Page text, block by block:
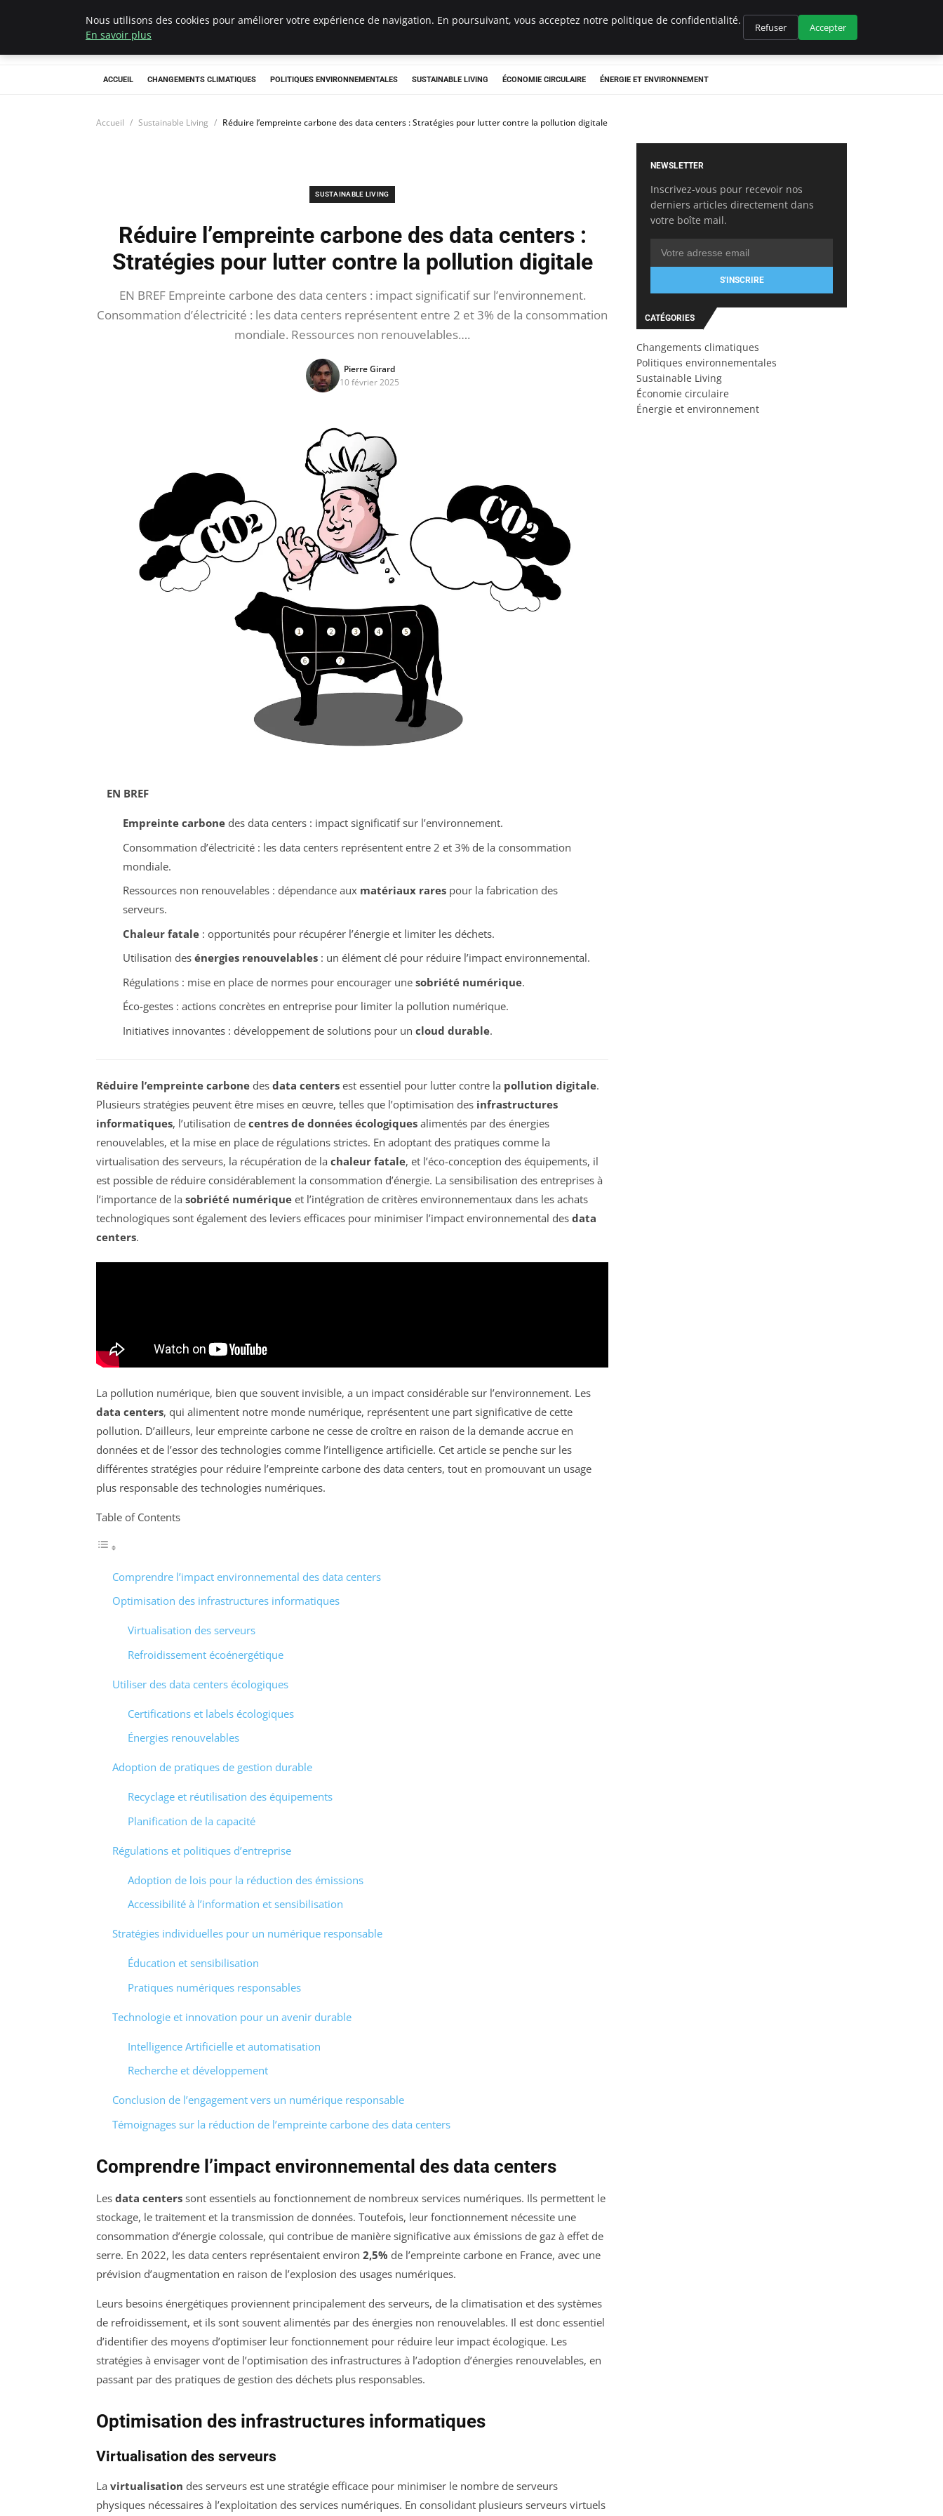
Climategatecountryclub.com
ACCUEIL CHANGEMENTS CLIMATIQUES POLITIQUES ENVIRONNEMENTALES SUSTAINABLE LIVING ÉCONOMIE CIRCULAIRE ÉNERGIE ET ENVIRONNEMENT
Accueil Sustainable Living Réduire l’empreinte carbone des data centers : Stratégies pour lutter contre la pollution digitale
SUSTAINABLE LIVING
Réduire l’empreinte carbone des data centers :
Stratégies pour lutter contre la pollution digitale
EN BREF Empreinte carbone des data centers : impact significatif sur l’environnement.
Consommation d’électricité : les data centers représentent entre 2 et 3% de la consommation
mondiale. Ressources non renouvelables….
Pierre Girard
10 février 2025
EN BREF
Empreinte carbonedes data centers : impact significatif sur l’environnement.
Consommation d’électricité : les data centers représentent entre 2 et 3% de la consommation
mondiale.
Ressources non renouvelables : dépendance aux matériaux rarespour la fabrication des
serveurs.
Chaleur fatale: opportunités pour récupérer l’énergie et limiter les déchets.
Utilisation des énergies renouvelables: un élément clé pour réduire l’impact environnemental.
Régulations : mise en place de normes pour encourager une sobriété numérique.
Éco-gestes : actions concrètes en entreprise pour limiter la pollution numérique.
Initiatives innovantes : développement de solutions pour un cloud durable.
Réduire l’empreinte carbone des data centers est essentiel pour lutter contre la pollution digitale.
Plusieurs stratégies peuvent être mises en œuvre, telles que l’optimisation des infrastructures
informatiques, l’utilisation de centres de données écologiques alimentés par des énergies
renouvelables, et la mise en place de régulations strictes. En adoptant des pratiques comme la
virtualisation des serveurs, la récupération de la chaleur fatale, et l’éco-conception des équipements, il
est possible de réduire considérablement la consommation d’énergie. La sensibilisation des entreprises à
l’importance de la sobriété numérique et l’intégration de critères environnementaux dans les achats
technologiques sont également des leviers efficaces pour minimiser l’impact environnemental des data
centers.
La pollution numérique, bien que souvent invisible, a un impact considérable sur l’environnement. Les
data centers, qui alimentent notre monde numérique, représentent une part significative de cette
pollution. D’ailleurs, leur empreinte carbone ne cesse de croître en raison de la demande accrue en
données et de l’essor des technologies comme l’intelligence artificielle. Cet article se penche sur les
différentes stratégies pour réduire l’empreinte carbone des data centers, tout en promouvant un usage
plus responsable des technologies numériques.
Table of Contents
Comprendre l’impact environnemental des data centers
Optimisation des infrastructures informatiques
Virtualisation des serveurs
Refroidissement écoénergétique
Utiliser des data centers écologiques
Certifications et labels écologiques
Énergies renouvelables
Adoption de pratiques de gestion durable
Recyclage et réutilisation des équipements
Planification de la capacité
Régulations et politiques d’entreprise
Adoption de lois pour la réduction des émissions
Accessibilité à l’information et sensibilisation
Stratégies individuelles pour un numérique responsable
Éducation et sensibilisation
Pratiques numériques responsables
Technologie et innovation pour un avenir durable
Intelligence Artificielle et automatisation
Recherche et développement
Conclusion de l’engagement vers un numérique responsable
Témoignages sur la réduction de l’empreinte carbone des data centers
Comprendre l’impact environnemental des data centers
Les data centers sont essentiels au fonctionnement de nombreux services numériques. Ils permettent le
stockage, le traitement et la transmission de données. Toutefois, leur fonctionnement nécessite une
consommation d’énergie colossale, qui contribue de manière significative aux émissions de gaz à effet de
serre. En 2022, les data centers représentaient environ 2,5% de l’empreinte carbone en France, avec une
prévision d’augmentation en raison de l’explosion des usages numériques.
Leurs besoins énergétiques proviennent principalement des serveurs, de la climatisation et des systèmes
de refroidissement, et ils sont souvent alimentés par des énergies non renouvelables. Il est donc essentiel
d’identifier des moyens d’optimiser leur fonctionnement pour réduire leur impact écologique. Les
stratégies à envisager vont de l’optimisation des infrastructures à l’adoption d’énergies renouvelables, en
passant par des pratiques de gestion des déchets plus responsables.
Optimisation des infrastructures informatiques
Virtualisation des serveurs
La virtualisation des serveurs est une stratégie efficace pour minimiser le nombre de serveurs
physiques nécessaires à l’exploitation des services numériques. En consolidant plusieurs serveurs virtuels
NEWSLETTER
Inscrivez-vous pour recevoir nos
derniers articles directement dans
votre boîte mail.
S'INSCRIRE
CATÉGORIES
Changements climatiques
Politiques environnementales
Sustainable Living
Économie circulaire
Énergie et environnement
Nous utilisons des cookies pour améliorer votre expérience de navigation. En poursuivant, vous acceptez notre politique de confidentialité.
En savoir plus
Refuser Accepter